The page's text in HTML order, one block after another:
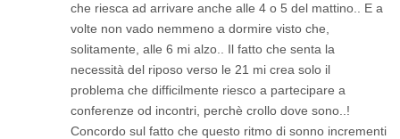
che riesca ad arrivare anche alle 4 o 5 del mattino.. E a
volte non vado nemmeno a dormire visto che,
solitamente, alle 6 mi alzo.. Il fatto che senta la
necessità del riposo verso le 21 mi crea solo il
problema che difficilmente riesco a partecipare a
conferenze od incontri, perchè crollo dove sono..!
Concordo sul fatto che questo ritmo di sonno incrementi